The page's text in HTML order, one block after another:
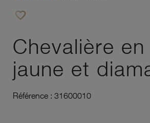
favorite_border
Chevalière
jaune et
Référence : 31600010